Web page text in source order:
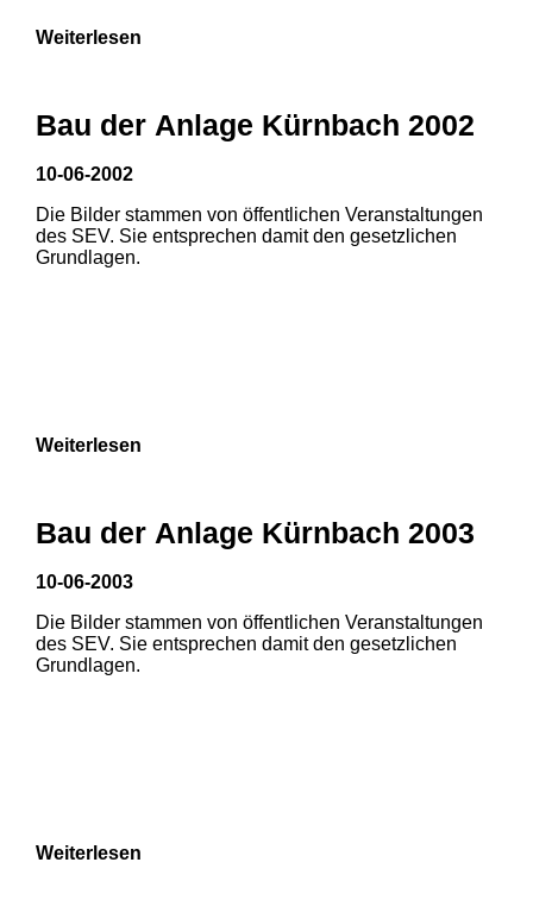
Weiterlesen
Bau der Anlage Kürnbach 2002
10-06-2002
Die Bilder stammen von öffentlichen Veranstaltungen
des SEV. Sie entsprechen damit den gesetzlichen
Grundlagen.
Weiterlesen
Bau der Anlage Kürnbach 2003
10-06-2003
Die Bilder stammen von öffentlichen Veranstaltungen
des SEV. Sie entsprechen damit den gesetzlichen
Grundlagen.
Weiterlesen